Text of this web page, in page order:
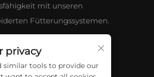
mit unseren
Fütterungssystemen.
privacy
similar tools to provide our